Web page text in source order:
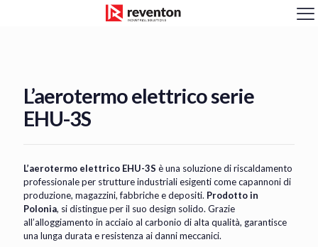
L’aerotermo elettrico serie
EHU-3S
L’aerotermo elettrico EHU-3S è una soluzione di riscaldamento
professionale per strutture industriali esigenti come capannoni di
produzione, magazzini, fabbriche e depositi. Prodotto in
Polonia, si distingue per il suo design solido. Grazie
all’alloggiamento in acciaio al carbonio di alta qualità, garantisce
una lunga durata e resistenza ai danni meccanici.